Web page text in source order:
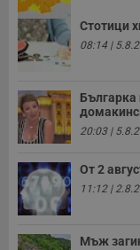
Стотици
08:14 |
20:03 |
От 2
11:12 |
Мъж